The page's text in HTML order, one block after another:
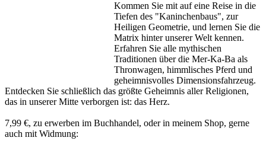
Kommen Sie mit auf eine Reise in die
Tiefen des "Kaninchenbaus", zur
Heiligen Geometrie, und lernen Sie die
Matrix hinter unserer Welt kennen.
Erfahren Sie alle mythischen
Traditionen über die Mer-Ka-Ba als
Thronwagen, himmlisches Pferd und
geheimnisvolles Dimensionsfahrzeug.
Entdecken Sie schließlich das größte Geheimnis aller Religionen,
das in unserer Mitte verborgen ist: das Herz.
7,99 €, zu erwerben im Buchhandel, oder in meinem Shop, gerne
auch mit Widmung: